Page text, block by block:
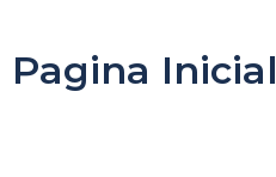
Pagina Inicial